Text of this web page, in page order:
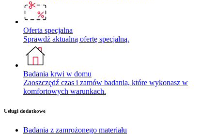
Oferta specjalna
Sprawdź aktualną ofertę specjalną.
Badania krwi w domu
Zaoszczędź czas i zamów badania, które wykonasz w
komfortowych warunkach.
Usługi dodatkowe
Badania z zamrożonego materiału